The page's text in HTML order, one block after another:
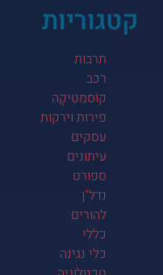
קטגוריות
תרבות
רכב
קוֹסמֵטִיקָה
פירות וירקות
עסקים
עיתונים
ספורט
נדל"ן
להורים
כללי
כלי נגינה